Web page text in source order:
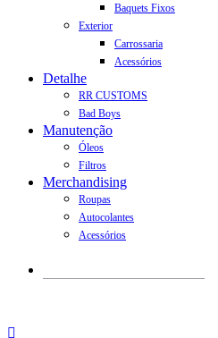
Baquets Fixos
Exterior
Carrossaria
Acessórios
Detalhe
RR CUSTOMS
Bad Boys
Manutenção
Óleos
Filtros
Merchandising
Roupas
Autocolantes
Acessórios